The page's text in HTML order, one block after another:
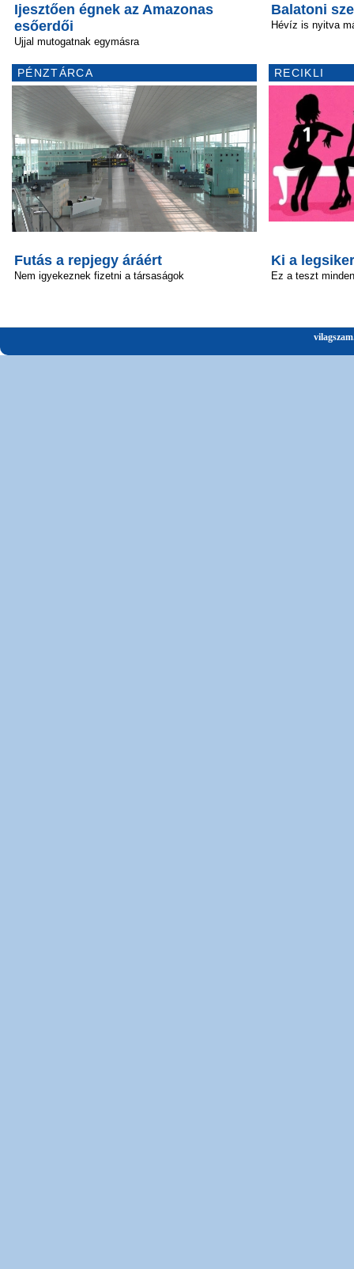
Ijesztően égnek az Amazonas
esőerdői
Ujjal mutogatnak egymásra
PÉNZTÁRCA
Futás a repjegy áráért
Nem igyekeznek fizetni a társaságok
Balatoni
Hévíz is nyitva
RECIKLI
Ki a
Ez a teszt